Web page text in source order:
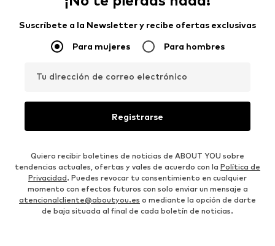
Suscríbete a la Newsletter y recibe ofertas exclusivas
Para mujeres Para hombres
Tu dirección de correo electrónico
Registrarse
Quiero recibir boletines de noticias de ABOUT YOU sobre
tendencias actuales, ofertas y vales de acuerdo con la Política de
Privacidad. Puedes revocar tu consentimiento en cualquier
momento con efectos futuros con solo enviar un mensaje a
atencionalcliente@aboutyou.es o mediante la opción de darte
de baja situada al final de cada boletín de noticias.